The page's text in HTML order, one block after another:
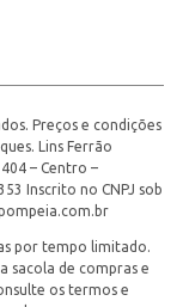
Preços e condições
Lins Ferrão
– Centro –
Inscrito no CNPJ sob
por tempo limitado.
sacola de compras e
os termos e